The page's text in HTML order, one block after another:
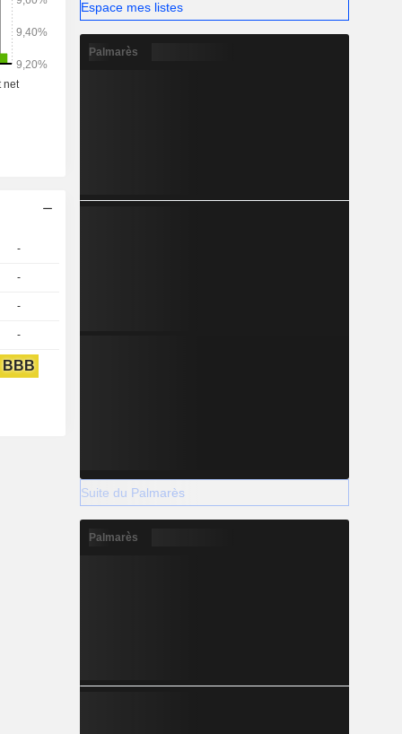
-
-
-
-
BBB
Espace mes listes
Palmarès
Suite du Palmarès
Palmarès